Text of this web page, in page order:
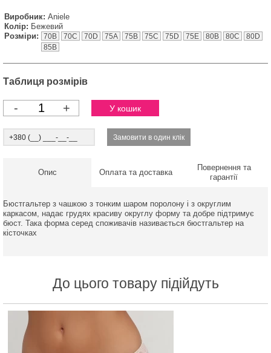
Виробник: Aniele
Колір: Бежевий
Розміри:
70B 70C 70D 75A 75B 75C 75D 75E 80B 80C
80D
85B
Таблиця розмірів
- +
Опис Оплата та доставка
Повернення та
гарантії
Бюстгальтер з чашкою з тонким шаром поролону і з округлим
каркасом, надає грудях красиву округлу форму та добре підтримує
бюст. Така форма серед споживачів називається бюстгальтер на
кісточках
До цього товару підійдуть